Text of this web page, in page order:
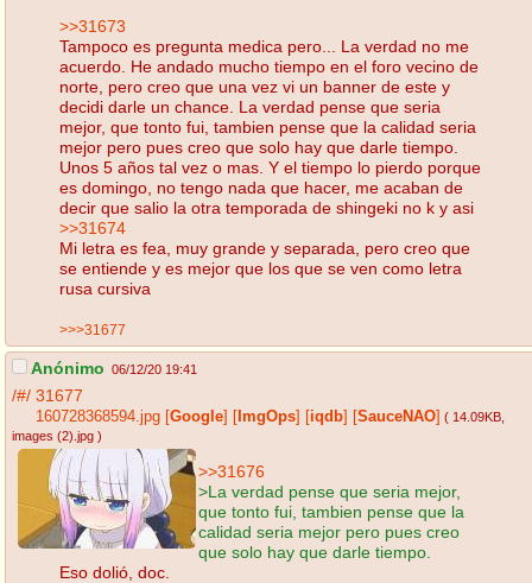
>>31673
Tampoco es pregunta medica pero... La verdad no me
acuerdo. He andado mucho tiempo en el foro vecino de
norte, pero creo que una vez vi un banner de este y
decidi darle un chance. La verdad pense que seria
mejor, que tonto fui, tambien pense que la calidad seria
mejor pero pues creo que solo hay que darle tiempo.
Unos 5 años tal vez o mas. Y el tiempo lo pierdo porque
es domingo, no tengo nada que hacer, me acaban de
decir que salio la otra temporada de shingeki no k y asi
>>31674
Mi letra es fea, muy grande y separada, pero creo que
se entiende y es mejor que los que se ven como letra
rusa cursiva
>>>31677
Anónimo 06/12/20 19:41
/#/ 31677
160728368594.jpg [Google] [ ImgOps] [iqdb] [SauceNAO] ( 14.09KB
images (2).jpg )
>>31676
>La verdad pense que seria mejor,
que tonto fui, tambien pense que la
calidad seria mejor pero pues creo
que solo hay que darle tiempo.
Eso dolió, doc.